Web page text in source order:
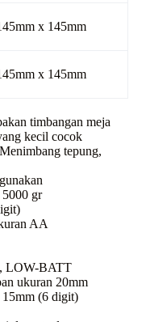
x 145mm
x 145mm
timbangan meja
kecil cocok
tepung,
5000 gr
AA
LOW-BATT
ukuran 20mm
(6 digit)